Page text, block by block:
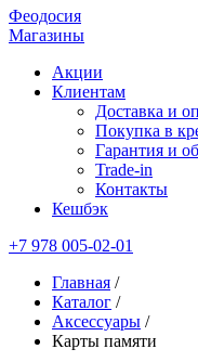
Феодосия
Магазины
Акции
Клиентам
Доставка и
Покупка в
Гарантия и
Trade-in
Контакты
Кешбэк
+7 978 005-02-01
Главная /
Каталог /
Аксессуары /
Карты памяти